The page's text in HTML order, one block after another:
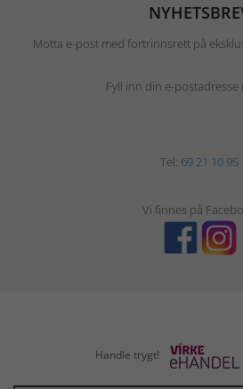
Motta e-post med fortrinnsrett på
Fyll inn din e-
Tel: 69 21 10 95
Vi finnes på
Handle trygt!